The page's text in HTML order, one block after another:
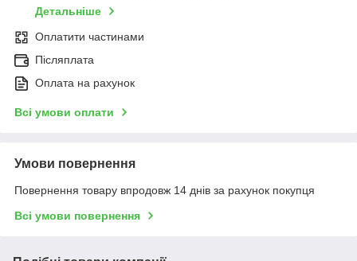
Детальніше
Оплатити частинами
Післяплата
Оплата на рахунок
Всі умови оплати
Умови повернення
Повернення товару впродовж 14 днів за рахунок покупця
Всі умови повернення